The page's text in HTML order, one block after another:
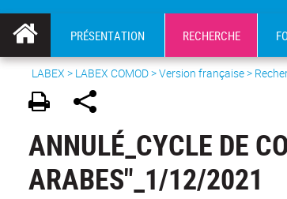
PRÉSENTATION RECHERCHE
LABEX > LABEX COMOD>Version française>
ANNULÉ_CYCLE DE
ARABES"_1/12/2021